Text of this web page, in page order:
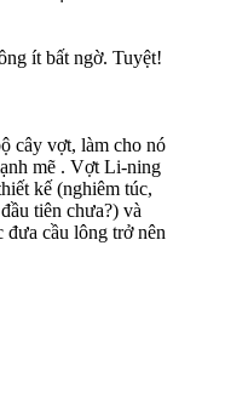
ít bất ngờ. Tuyệt!
cây vợt, làm cho nó
mẽ . Vợt Li-ning
kế (nghiêm túc,
tiên chưa?) và
cầu lông trở nên